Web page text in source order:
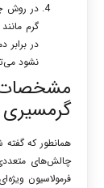
در روش
در برابر
نشود
گرمسیری
همانطور که
چالش‌های متعددی
فرمولاسیون